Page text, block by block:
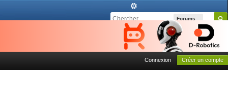
Forums
Connexion Créer un compte